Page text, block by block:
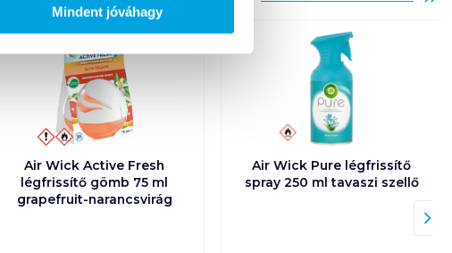
Mindent jóváhagy
Air Wick Active Fresh
légfrissítő gömb 75 ml
grapefruit-narancsvirág
Air Wick Pure légfrissítő
spray 250 ml tavaszi szellő